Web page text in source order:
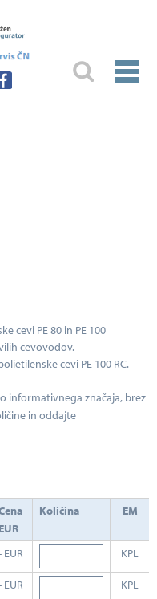
cevi PE 80 in PE 100
cevovodov.
cevi PE 100 RC.
informativnega značaja, brez
in oddajte
EUR
Količina EM
EUR KPL
EUR KPL